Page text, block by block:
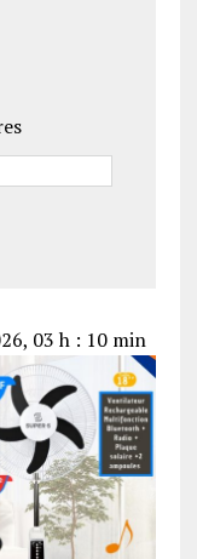
03 h : 10 min